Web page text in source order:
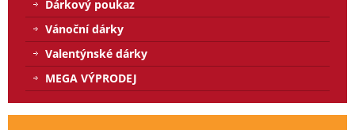
Dárkový poukaz
Vánoční dárky
Valentýnské dárky
MEGA VÝPRODEJ